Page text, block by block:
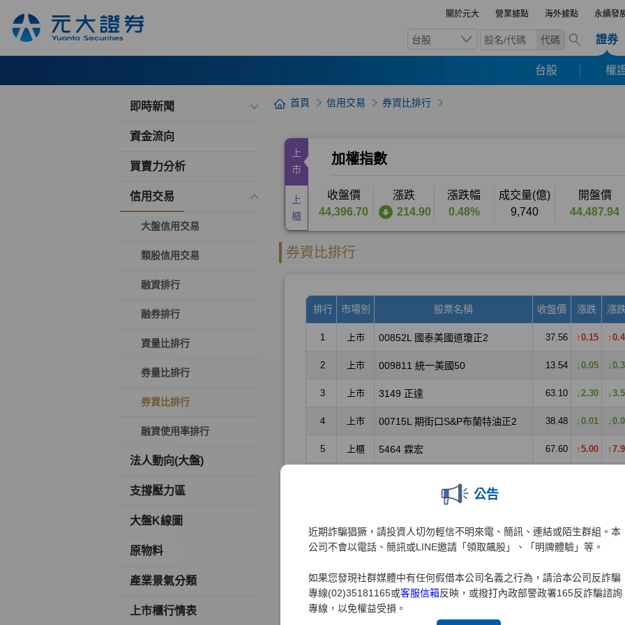
關於元大 營業據點 海外據點 永續發
台股 代碼 證券
台股 權
公告
近期詐騙猖獗，請投資人切勿輕信不明來電、簡訊、連結或陌生群組。本
公司不會以電話、簡訊或LINE邀請「領取飆股」、「明牌體驗」等。
如果您發現社群媒體中有任何假借本公司名義之行為，請洽本公司反詐騙
專線(02)35181165或客服信箱反映，或撥打內政部警政署165反詐騙諮詢
專線，以免權益受損。
即時新聞
資金流向
買賣力分析
信用交易
大盤信用交易
類股信用交易
融資排行
融券排行
資量比排行
券量比排行
券資比排行
融資使用率排行
法人動向(大盤)
支撐壓力區
大盤K線圖
原物料
產業景氣分類
上市櫃行情表
首頁 信用交易 券資比排行